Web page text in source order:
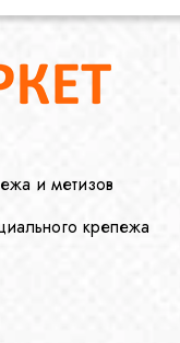
и метизов
крепежа